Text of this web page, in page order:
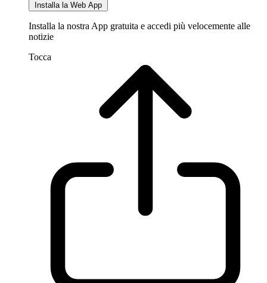
Installa la Web App
Installa la nostra App gratuita e accedi più velocemente alle
notizie
Tocca